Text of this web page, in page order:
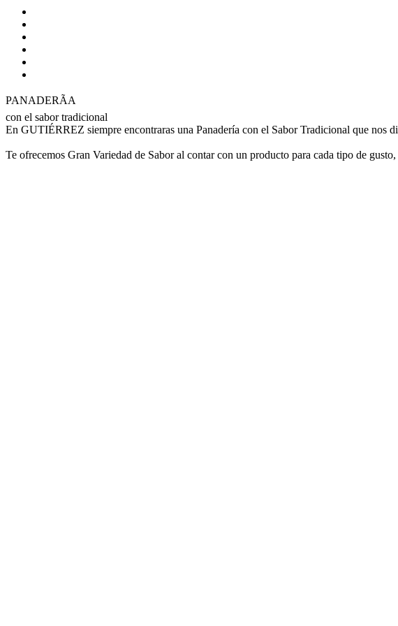
PANADERÃA
con el sabor tradicional
En GUTIÉRREZ siempre encontraras una Panadería con el Sabor Tradicional que nos
Te ofrecemos Gran Variedad de Sabor al contar con un producto para cada tipo de